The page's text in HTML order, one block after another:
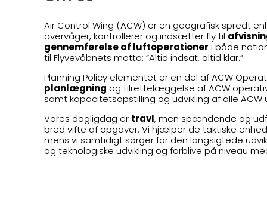
Air Control Wing (ACW) er en geografisk spredt
overvåger, kontrollerer og indsætter fly til
gennemførelse af luftoperationer i både
til Flyvevåbnets motto: ”Altid indsat, altid klar.”
Planning Policy elementet er en del af ACW
planlægning og tilrettelæggelse af ACW
samt kapacitetsopstilling og udvikling af alle ACW
Vores dagligdag er travl, men spændende og
bred vifte af opgaver. Vi hjælper de taktiske
mens vi samtidigt sørger for den langsigtede
og teknologiske udvikling og forblive på niveau